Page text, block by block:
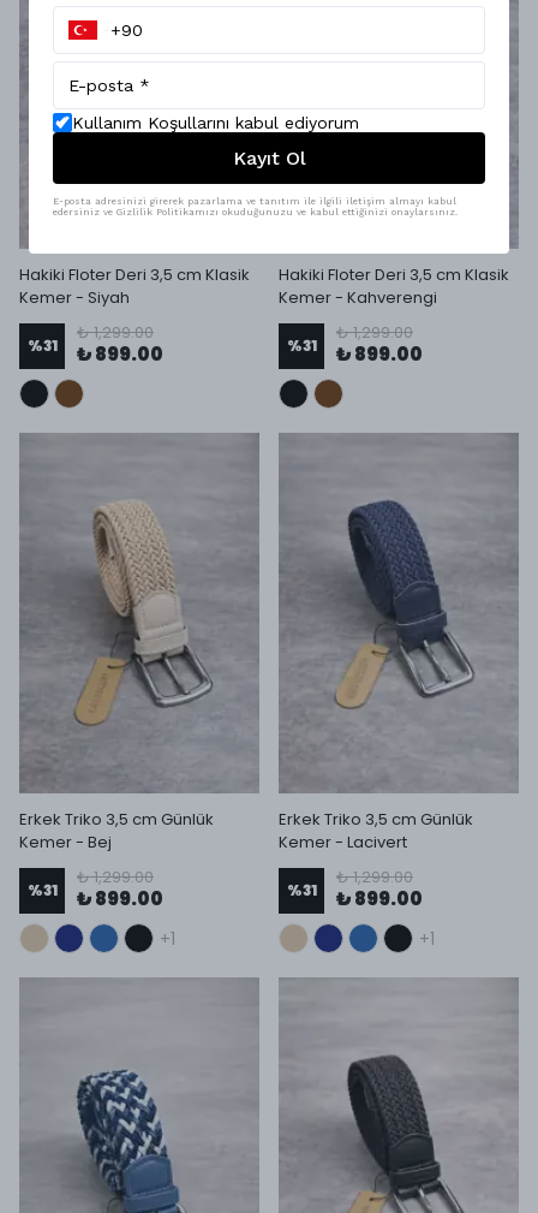
Hakiki Floter Deri 3,5 cm Klasik
Kemer - Siyah
%31
₺ 1,299.00
₺ 899.00
Hakiki Floter Deri 3,5 cm Klasik
Kemer - Kahverengi
%31
₺ 1,299.00
₺ 899.00
Erkek Triko 3,5 cm Günlük
Kemer - Bej
%31
₺ 1,299.00
₺ 899.00
+1
Erkek Triko 3,5 cm Günlük
Kemer - Lacivert
%31
₺ 1,299.00
₺ 899.00
+1
Kullanım Koşullarını kabul ediyorum
Kayıt Ol
E-posta adresinizi girerek pazarlama ve tanıtım ile ilgili iletişim almayı kabul
edersiniz ve Gizlilik Politikamızı okuduğunuzu ve kabul ettiğinizi onaylarsınız.